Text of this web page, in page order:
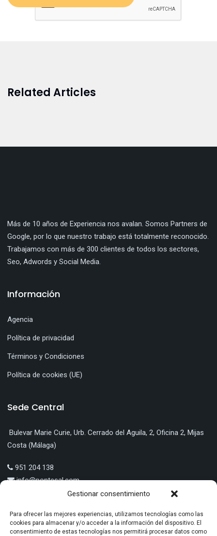
Gestionar consentimiento
Para ofrecer las mejores experiencias, utilizamos tecnologías como las
cookies para almacenar y/o acceder a la información del dispositivo. El
consentimiento de estas tecnologías nos permitirá procesar datos como
Related Articles
Más de 10 años de Experiencia nos avalan. Somos Partners de
Google, por lo que nuestro trabajo está totalmente reconocido.
Trabajamos con más de 300 clientes de todos los sectores,
Seo, Adwords y Social Media.
Información
Agencia
Política de privacidad
Términos y Condiciones
Política de cookies (UE)
Sede Central
Bulevar Marie Curie, Urb. Cerrado del Aguila, 2, Oficina 2, Mijas
Costa (Málaga)
951 204 138
info@pontesal.com